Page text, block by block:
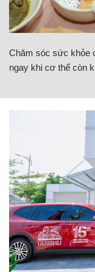
Chăm sóc sức khỏe
ngay khi cơ thể còn